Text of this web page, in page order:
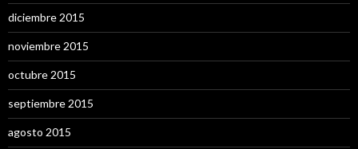
diciembre 2015
noviembre 2015
octubre 2015
septiembre 2015
agosto 2015